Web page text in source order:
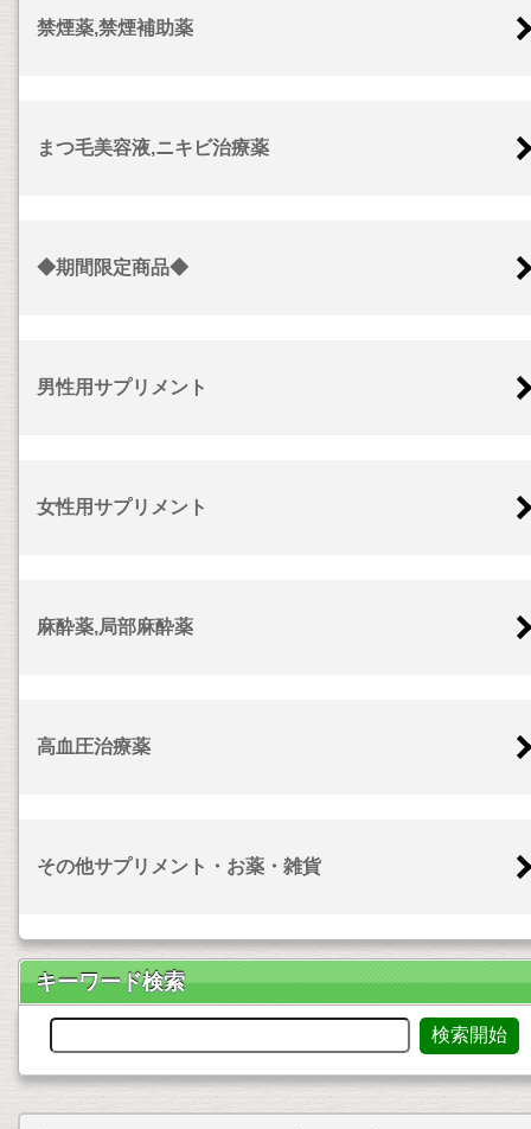
禁煙薬,禁煙補助薬
まつ毛美容液,ニキビ治療薬
◆期間限定商品◆
男性用サプリメント
女性用サプリメント
麻酔薬,局部麻酔薬
高血圧治療薬
その他サプリメント・お薬・雑貨
キーワード検索